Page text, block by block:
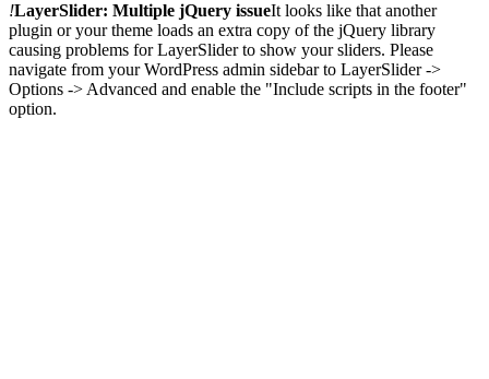
!LayerSlider: Multiple jQuery issueIt looks like that another
plugin or your theme loads an extra copy of the jQuery library
causing problems for LayerSlider to show your sliders. Please
navigate from your WordPress admin sidebar to LayerSlider ->
Options -> Advanced and enable the "Include scripts in the footer"
option.